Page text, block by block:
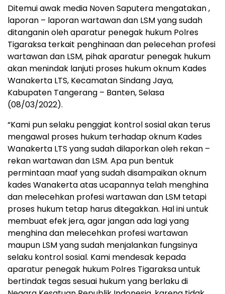
Ditemui awak media Noven Saputera mengatakan ,
laporan – laporan wartawan dan LSM yang sudah
ditanganin oleh aparatur penegak hukum Polres
Tigaraksa terkait penghinaan dan pelecehan profesi
wartawan dan LSM, pihak aparatur penegak hukum
akan menindak lanjuti proses hukum oknum Kades
Wanakerta LTS, Kecamatan Sindang Jaya,
Kabupaten Tangerang – Banten, Selasa
(08/03/2022).
“Kami pun selaku penggiat kontrol sosial akan terus
mengawal proses hukum terhadap oknum Kades
Wanakerta LTS yang sudah dilaporkan oleh rekan –
rekan wartawan dan LSM. Apa pun bentuk
permintaan maaf yang sudah disampaikan oknum
kades Wanakerta atas ucapannya telah menghina
dan melecehkan profesi wartawan dan LSM tetapi
proses hukum tetap harus ditegakkan. Hal ini untuk
membuat efek jera, agar jangan ada lagi yang
menghina dan melecehkan profesi wartawan
maupun LSM yang sudah menjalankan fungsinya
selaku kontrol sosial. Kami mendesak kepada
aparatur penegak hukum Polres Tigaraksa untuk
bertindak tegas sesuai hukum yang berlaku di